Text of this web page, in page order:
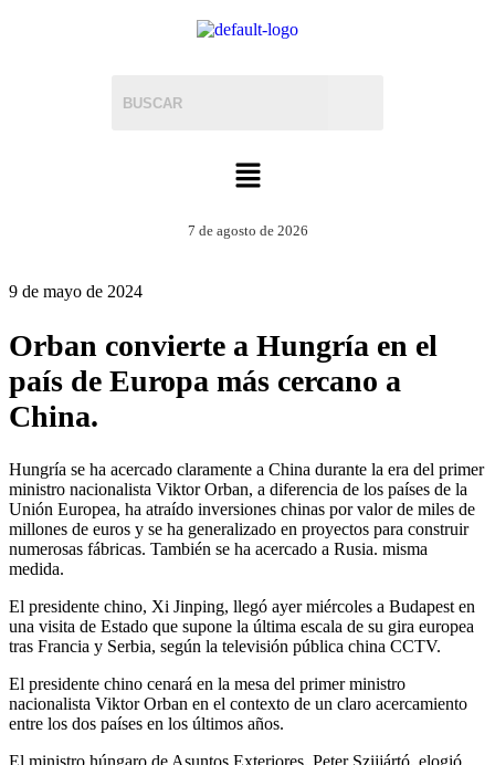
7 de agosto de 2026
9 de mayo de 2024
Orban convierte a Hungría en el
país de Europa más cercano a
China.
Hungría se ha acercado claramente a China durante la era del primer
ministro nacionalista Viktor Orban, a diferencia de los países de la
Unión Europea, ha atraído inversiones chinas por valor de miles de
millones de euros y se ha generalizado en proyectos para construir
numerosas fábricas. También se ha acercado a Rusia. misma
medida.
El presidente chino, Xi Jinping, llegó ayer miércoles a Budapest en
una visita de Estado que supone la última escala de su gira europea
tras Francia y Serbia, según la televisión pública china CCTV.
El presidente chino cenará en la mesa del primer ministro
nacionalista Viktor Orban en el contexto de un claro acercamiento
entre los dos países en los últimos años.
El ministro húngaro de Asuntos Exteriores, Peter Szijjártó, elogió